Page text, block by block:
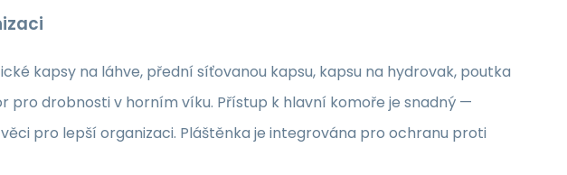
kapsy na láhve, přední síťovanou kapsu, kapsu na hydrovak, poutka
pro drobnosti v horním víku. Přístup k hlavní komoře je snadný —
pro lepší organizaci. Pláštěnka je integrována pro ochranu proti